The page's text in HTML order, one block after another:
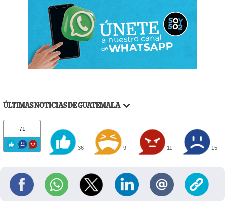
ÚLTIMAS NOTICIAS DE GUATEMALA
71
36 9 11 15